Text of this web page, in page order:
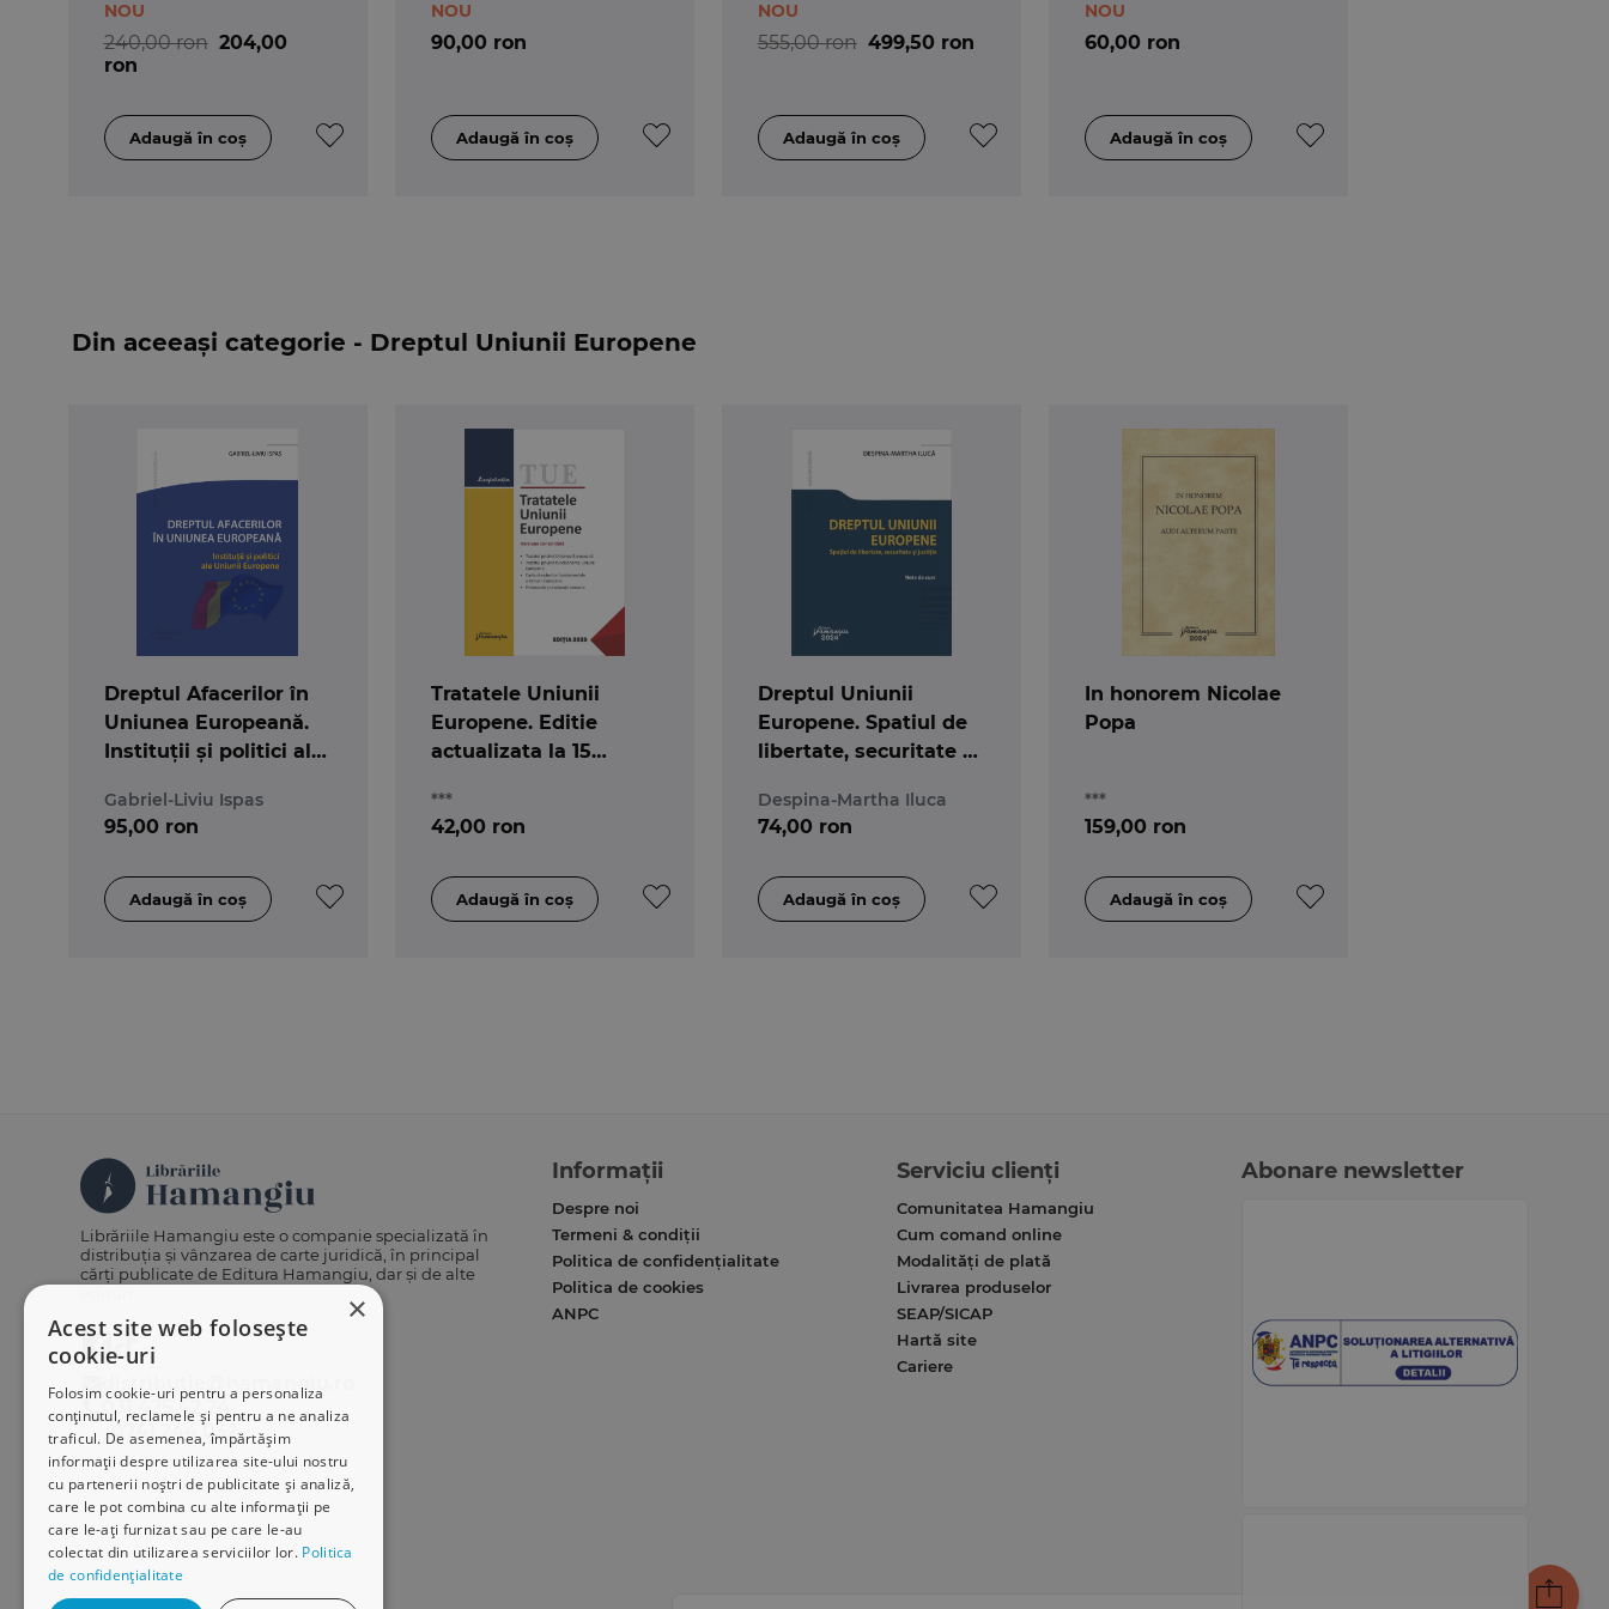
240,00 ron 204,00
ron
NOU
90,00 ron
NOU
555,00 ron 499,50 ron
NOU
60,00 ron
NOU
Din aceeași categorie - Dreptul Uniunii Europene
Dreptul Afacerilor în
Uniunea Europeană.
Instituții și politici ale
Gabriel-Liviu Ispas
95,00 ron
Tratatele Uniunii
Europene. Editie
actualizata la 15
***
42,00 ron
Dreptul Uniunii
Europene. Spatiul de
libertate, securitate si
Despina-Martha Iluca
74,00 ron
In honorem Nicolae
Popa
***
159,00 ron
×
Acest site web folosește
cookie-uri
Folosim cookie-uri pentru a personaliza
conținutul, reclamele și pentru a ne analiza
traficul. De asemenea, împărtășim
informații despre utilizarea site-ului nostru
cu partenerii noștri de publicitate și analiză,
care le pot combina cu alte informații pe
care le-ați furnizat sau pe care le-au
colectat din utilizarea serviciilor lor. Politica
de confidențialitate
Librăriile Hamangiu este o companie specializată în
distribuția și vânzarea de carte juridică, în principal
cărți publicate de Editura Hamangiu, dar și de alte
distributie@hamangiu.ro
031 425 42 24
0741 244 032
Informații
Despre noi
Termeni & condiții
Politica de confidențialitate
Politica de cookies
ANPC
Serviciu clienți
Comunitatea Hamangiu
Cum comand online
Modalități de plată
Livrarea produselor
SEAP/SICAP
Hartă site
Cariere
Abonare newsletter